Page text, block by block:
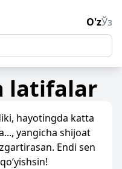
O'zЎз
latifalar
hayotingda katta
yangicha shijoat
Endi sen